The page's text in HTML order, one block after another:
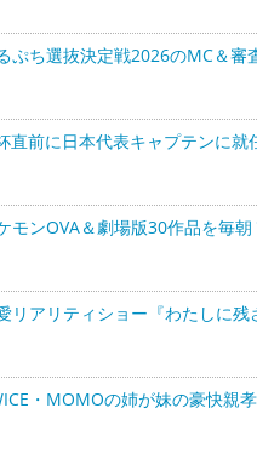
ぷち選抜決定戦2026のMC＆審
直前に日本代表キャプテンに就
モンOVA＆劇場版30作品を毎
リアリティショー『わたしに
・MOMOの姉が妹の豪快親